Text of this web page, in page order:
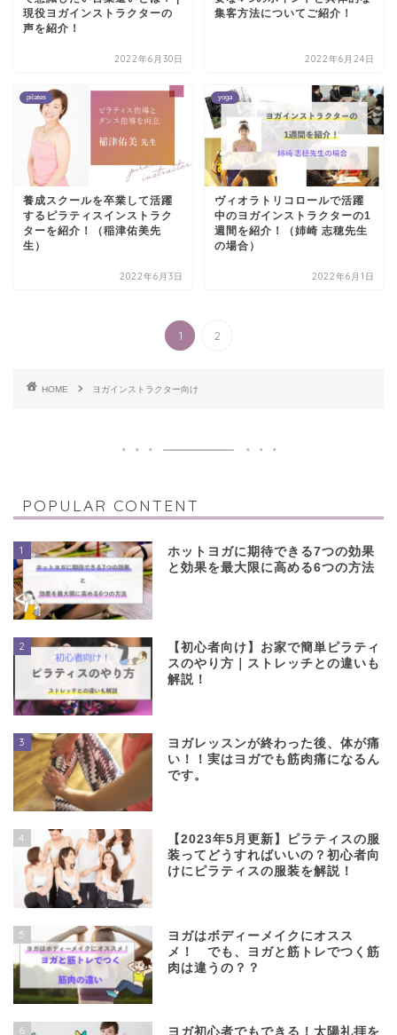
現役ヨガインストラクターの
声を紹介！
2022年6月30日
集客方法についてご紹介！
2022年6月24日
pilates
養成スクールを卒業して活躍
するピラティスインストラク
ターを紹介！（稲津佑美先
生）
2022年6月3日
yoga
ヴィオラトリコロールで活躍
中のヨガインストラクターの1
週間を紹介！（姉崎 志穂先生
の場合）
2022年6月1日
1 2
HOME ヨガインストラクター向け
POPULAR CONTENT
1
ホットヨガに期待できる7つの効果
と効果を最大限に高める6つの方法
2
【初心者向け】お家で簡単ピラティ
スのやり方｜ストレッチとの違いも
解説！
3
ヨガレッスンが終わった後、体が痛
い！！実はヨガでも筋肉痛になるん
です。
4
【2023年5月更新】ピラティスの服
装ってどうすればいいの？初心者向
けにピラティスの服装を解説！
5
ヨガはボディーメイクにオスス
メ！ でも、ヨガと筋トレでつく筋
肉は違うの？？
6 ヨガ初心者でもできる！太陽礼拝を